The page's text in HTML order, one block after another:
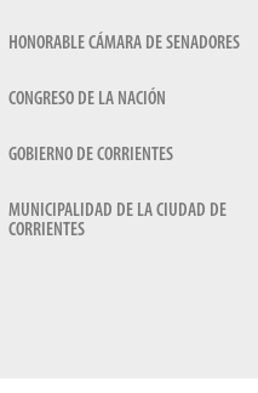
HONORABLE CÁMARA DE SENADORES
CONGRESO DE LA NACIÓN
GOBIERNO DE CORRIENTES
MUNICIPALIDAD DE LA CIUDAD DE
CORRIENTES